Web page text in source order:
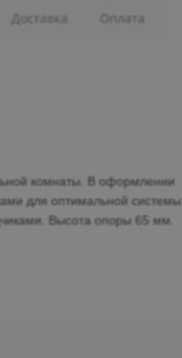
комнаты. В оформлении
для оптимальной системы
Высота опоры 65 мм.
Доставка Оплата